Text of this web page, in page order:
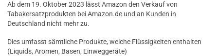
Ab dem 19. Oktober 2023 lässt Amazon den Verkauf von
Tabakersatzprodukten bei Amazon.de und an Kunden in
Deutschland nicht mehr zu.
Dies umfasst sämtliche Produkte, welche Flüssigkeiten enthalten
(Liquids, Aromen, Basen, Einweggeräte)